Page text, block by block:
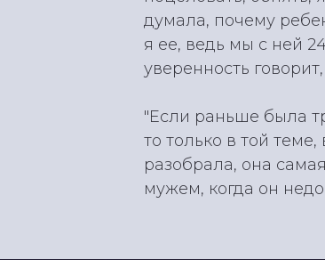
думала, почему
я ее, ведь мы с ней
уверенность
"Если раньше была
то только в той
разобрала, она
мужем, когда он